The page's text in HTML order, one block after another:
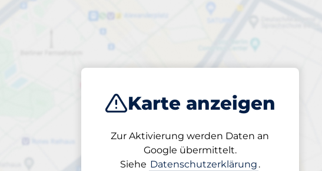
Karte anzeigen
Zur Aktivierung werden Daten an
Google übermittelt.
Siehe Datenschutzerklärung .
Swinemünder Straße
Geöffnet